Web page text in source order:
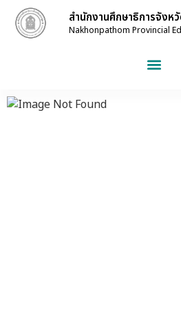
สำนักงานศึกษาธิการจังห
Nakhonpathom Provincial